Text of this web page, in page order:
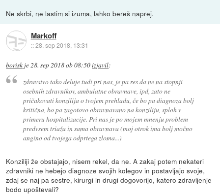
Ne skrbi, ne lastim si izuma, lahko bereš naprej.
Markoff
::28. sep 2018, 13:31
borisk je28. sep 2018 ob 08:50izjavil:
zdravstvo tako deluje tudi pri nas, je pa res da ne na stopnji
osebnih zdravnikov, ambulatne obravnave, ipd, zato ne
pričakovati konzilija o tvojem prehladu, če bo pa diagnoza bolj
kritična, bo pa zagotovo obravnavano na konziliju, sploh v
primeru hospitalizacije. Pri nas je po mojem mnenju problem
predvsem triaža in sama obravnava (moj otrok ima bolj močno
angino od tvojega odprtega zloma...)
Konziliji že obstajajo, nisem rekel, da ne. A zakaj potem nekateri
zdravniki ne hebejo diagnoze svojih kolegov in postavljajo svoje,
zdaj se naj pa sestre, kirurgi in drugi dogovorijo, katero zdravljenje
bodo upoštevali?